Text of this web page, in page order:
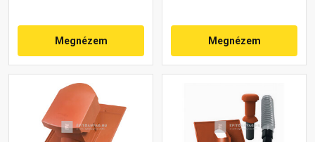
Megnézem Megnézem